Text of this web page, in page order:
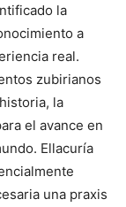
la
a
real.
zubirianos
la
el avance en
Ellacuría
una praxis